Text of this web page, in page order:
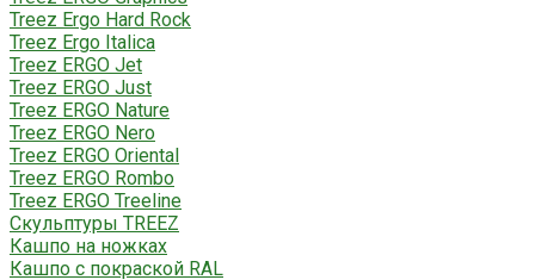
Treez Ergo Hard Rock
Treez Ergo Italica
Treez ERGO Jet
Treez ERGO Just
Treez ERGO Nature
Treez ERGO Nero
Treez ERGO Oriental
Treez ERGO Rombo
Treez ERGO Treeline
Скульптуры TREEZ
Кашпо на ножках
Кашпо с покраской RAL